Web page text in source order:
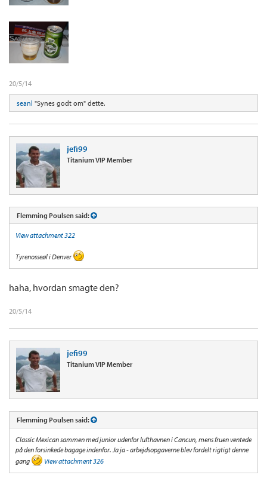
20/5/14
seanl "Synes godt om" dette.
jefi99
Titanium VIP Member
Flemming Poulsen said:
View attachment 322
Tyrenosseøl i Denver
haha, hvordan smagte den?
20/5/14
jefi99
Titanium VIP Member
Flemming Poulsen said:
Classic Mexican sammen med junior udenfor lufthavnen i Cancun, mens fruen ventede
på den forsinkede bagage indenfor. Ja ja - arbejdsopgaverne blev fordelt rigtigt denne
gang
View attachment 326